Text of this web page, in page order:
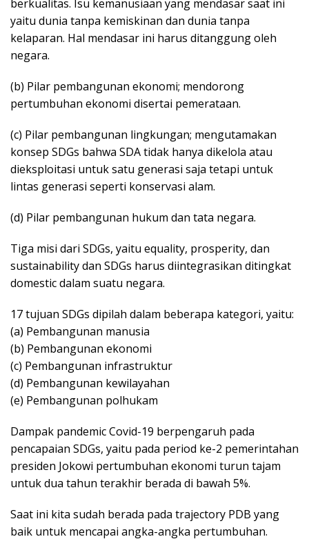
berkualitas. Isu kemanusiaan yang mendasar saat ini
yaitu dunia tanpa kemiskinan dan dunia tanpa
kelaparan. Hal mendasar ini harus ditanggung oleh
negara.
(b) Pilar pembangunan ekonomi; mendorong
pertumbuhan ekonomi disertai pemerataan.
(c) Pilar pembangunan lingkungan; mengutamakan
konsep SDGs bahwa SDA tidak hanya dikelola atau
dieksploitasi untuk satu generasi saja tetapi untuk
lintas generasi seperti konservasi alam.
(d) Pilar pembangunan hukum dan tata negara.
Tiga misi dari SDGs, yaitu equality, prosperity, dan
sustainability dan SDGs harus diintegrasikan ditingkat
domestic dalam suatu negara.
17 tujuan SDGs dipilah dalam beberapa kategori, yaitu:
(a) Pembangunan manusia
(b) Pembangunan ekonomi
(c) Pembangunan infrastruktur
(d) Pembangunan kewilayahan
(e) Pembangunan polhukam
Dampak pandemic Covid-19 berpengaruh pada
pencapaian SDGs, yaitu pada period ke-2 pemerintahan
presiden Jokowi pertumbuhan ekonomi turun tajam
untuk dua tahun terakhir berada di bawah 5%.
Saat ini kita sudah berada pada trajectory PDB yang
baik untuk mencapai angka-angka pertumbuhan.